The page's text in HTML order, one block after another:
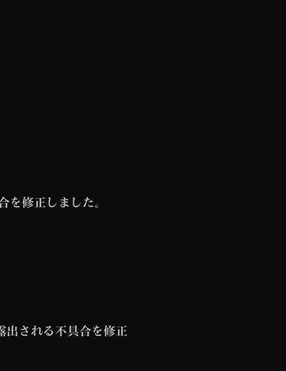
を修正しました。
される不具合を修正